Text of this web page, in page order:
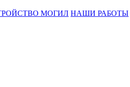
МОГИЛ НАШИ РАБОТЫ